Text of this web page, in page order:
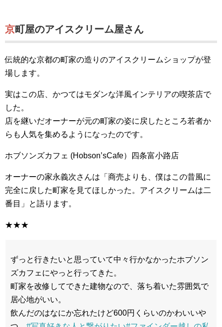
京町屋のアイスクリーム屋さん
伝統的な京都の町家の造りのアイスクリームショップが登
場します。
実はこの店、かつてはモダンな洋風インテリアの喫茶店で
した。
店を継いだオーナーが元の町家の姿に戻したところ若者か
らも人気を集めるようになったのです。
ホブソンズカフェ (Hobson’sCafe）四条富小路店
オーナーの家永義次さんは「商売よりも、僕はこの昔風に
完全に戻した町家を見てほしかった。アイスクリームは二
番目」と語ります。
★★★
ずっと行きたいと思っていて中々行かなかったホブソン
ズカフェにやっと行ってきた。
町家を改修してできた建物なので、落ち着いた雰囲気で
居心地がいい。
飲んだのはなにか忘れたけど600円くらいのかわいいや